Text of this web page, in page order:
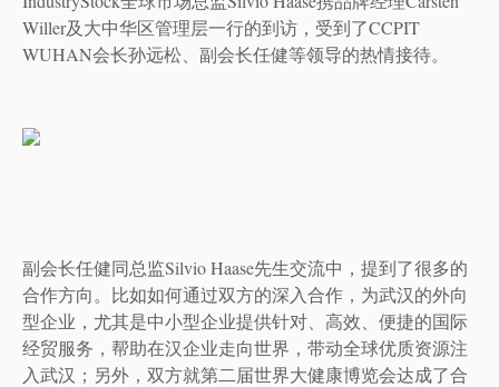
Willer及大中华区管理层一行的到访，受到了CCPIT
WUHAN会长孙远松、副会长任健等领导的热情接待。
副会长任健同总监Silvio Haase先生交流中，提到了很多的
合作方向。比如如何通过双方的深入合作，为武汉的外向
型企业，尤其是中小型企业提供针对、高效、便捷的国际
经贸服务，帮助在汉企业走向世界，带动全球优质资源注
入武汉 ； 另外，双方就第二届世界大健康博览会达成了合